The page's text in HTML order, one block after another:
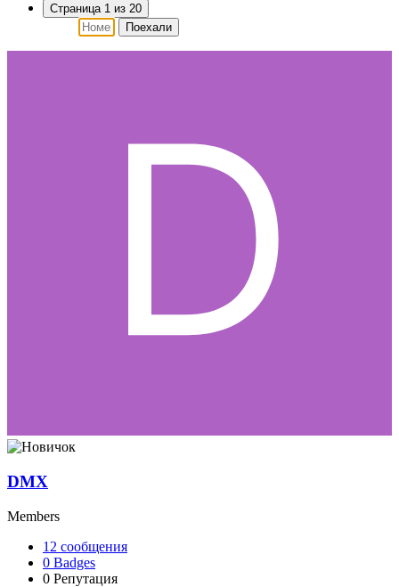
Страница 1 из 20
Поехали
DMX
Members
12 сообщения
0 Badges
0 Репутация